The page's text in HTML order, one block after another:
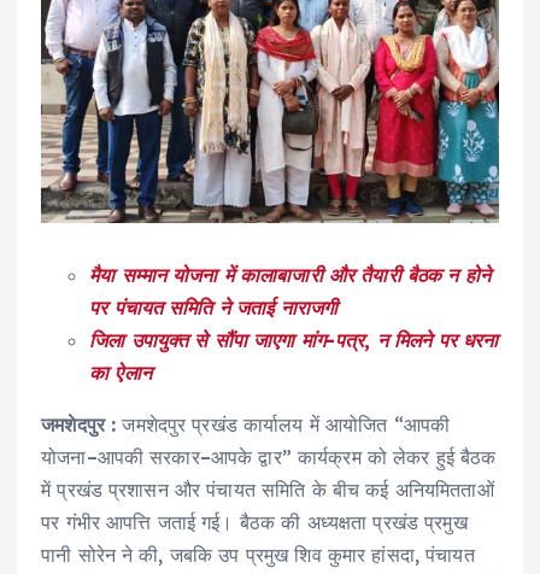
मैया सम्मान योजना में कालाबाजारी और तैयारी बैठक न होने
पर पंचायत समिति ने जताई नाराजगी
जिला उपायुक्त से सौंपा जाएगा मांग-पत्र, न मिलने पर धरना
का ऐलान
जमशेदपुर : जमशेदपुर प्रखंड कार्यालय में आयोजित “आपकी
योजना–आपकी सरकार–आपके द्वार” कार्यक्रम को लेकर हुई बैठक
में प्रखंड प्रशासन और पंचायत समिति के बीच कई अनियमितताओं
पर गंभीर आपत्ति जताई गई। बैठक की अध्यक्षता प्रखंड प्रमुख
पानी सोरेन ने की, जबकि उप प्रमुख शिव कुमार हांसदा, पंचायत